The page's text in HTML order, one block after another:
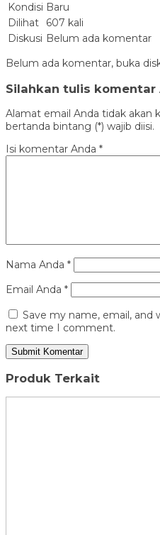
Kondisi Baru
Dilihat
607 kali
Diskusi Belum ada komentar
Belum ada komentar, buka
Silahkan tulis komentar
Alamat email Anda tidak akan
bertanda bintang (*) wajib diisi.
Isi komentar Anda *
Nama Anda *
Email Anda *
Save my name, email, and
next time I comment.
Produk Terkait